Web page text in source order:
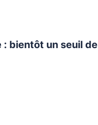
: bientôt un seuil de